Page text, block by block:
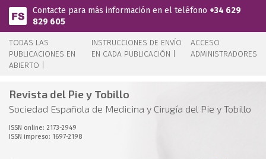
Pasar al contenido principal
Contacte para más información en el teléfono +34 629
829 605
TODAS LAS
PUBLICACIONES EN
ABIERTO |
INSTRUCCIONES DE ENVÍO
EN CADA PUBLICACIÓN |
ACCESO
ADMINISTRADORES
Revista del Pie y Tobillo
Sociedad Española de Medicina y Cirugía del Pie y Tobillo
ISSN online: 2173-2949
ISSN impreso: 1697-2198